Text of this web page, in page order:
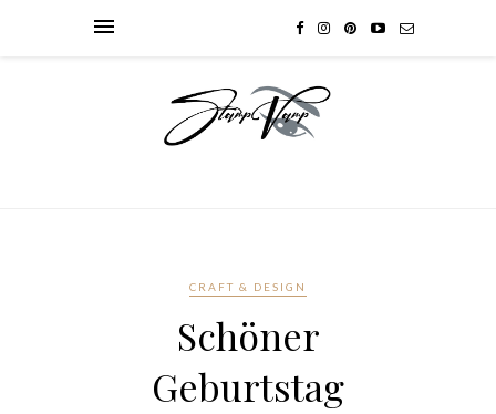
CRAFT & DESIGN
Schöner
Geburtstag